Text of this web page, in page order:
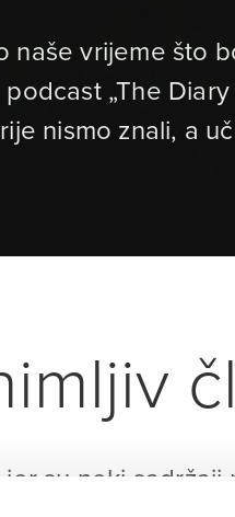
naše vrijeme što
„The Diary
nismo znali, a
su neki